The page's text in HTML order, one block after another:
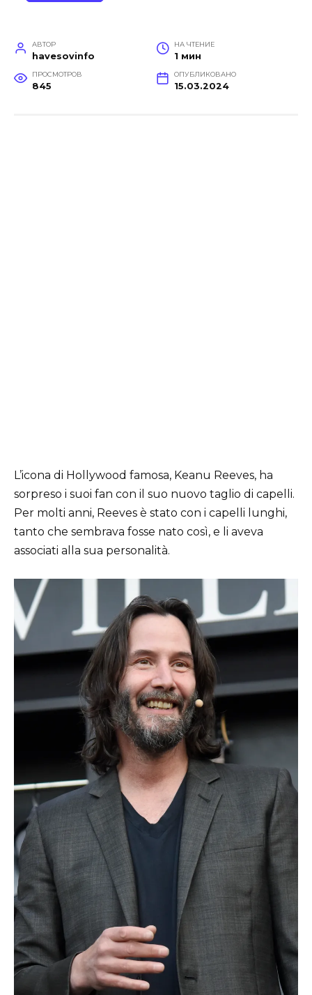
АВТОР
havesovinfo
НА ЧТЕНИЕ
1 мин
ПРОСМОТРОВ
845
ОПУБЛИКОВАНО
15.03.2024
L’icona di Hollywood famosa, Keanu Reeves, ha
sorpreso i suoi fan con il suo nuovo taglio di capelli.
Per molti anni, Reeves è stato con i capelli lunghi,
tanto che sembrava fosse nato così, e li aveva
associati alla sua personalità.